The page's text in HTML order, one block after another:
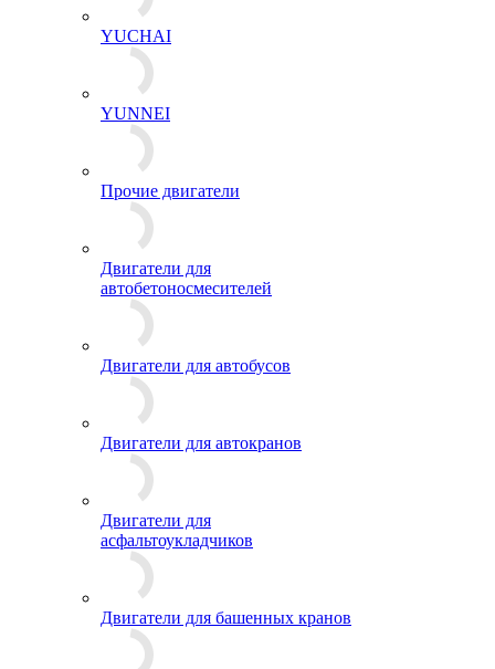
YUCHAI
YUNNEI
Прочие двигатели
Двигатели для
автобетоносмесителей
Двигатели для автобусов
Двигатели для автокранов
Двигатели для
асфальтоукладчиков
Двигатели для башенных кранов